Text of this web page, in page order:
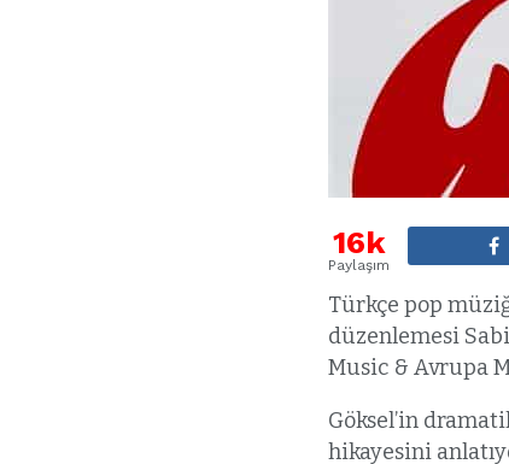
16k
Paylaşım
Türkçe pop
düzenlemesi
Music & Avrupa
Göksel’in
hikayesini